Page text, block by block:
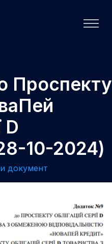
Проспекту
D
10-2024)
документ